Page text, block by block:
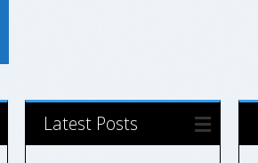
Latest Posts